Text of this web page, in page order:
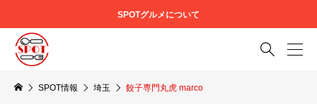
SPOTグルメについて

SPOT情報 埼玉 餃子専門丸虎 marco